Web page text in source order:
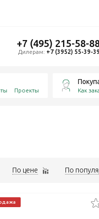
+7 (495) 215-58-
Дилерам: +7 (3952) 55-39-
Проекты Как
По цене По